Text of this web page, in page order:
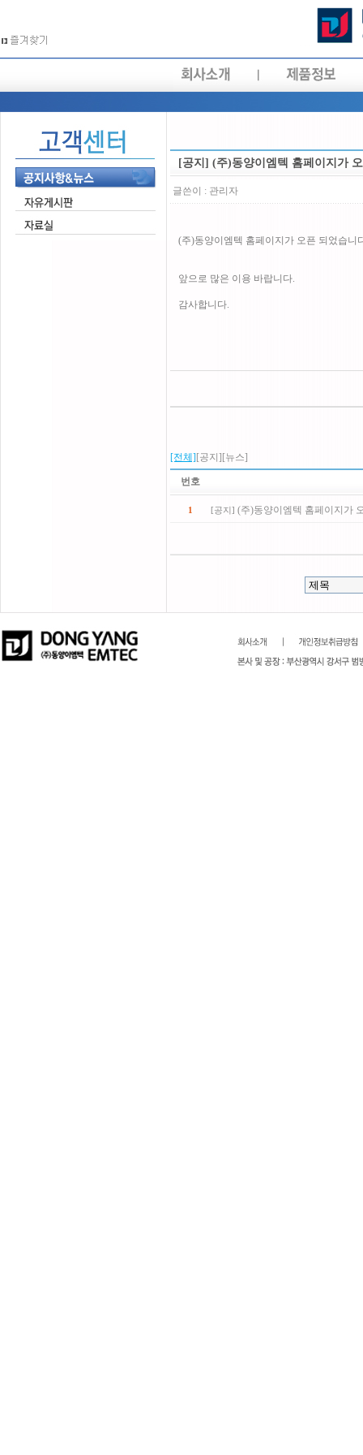
[공지] (주)동양이엠텍 홈페이지가
글쓴이 : 관리자
(주)동양이엠텍 홈페이지가 오픈 되었습니
앞으로 많은 이용 바랍니다.
감사합니다.
[전체] [공지] [뉴스]
번호
1 [공지 ] (주)동양이엠텍 홈페이지가